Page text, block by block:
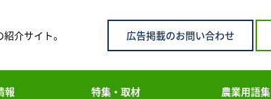
介サイト。 広告掲載のお問い合わせ
報 特集・取材 農業用語集